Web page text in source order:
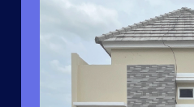
MANUNGGAL JAYA